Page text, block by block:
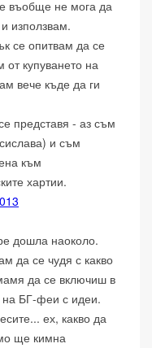
въобще не мога да
използвам.
се опитвам да се
от купуването на
вече къде да ги
представя - аз съм
и съм
към
хартии.
дошла наоколо.
да се чудя с какво
да се включиш в
на БГ-феи с идеи.
ех, какво да
ще кимна